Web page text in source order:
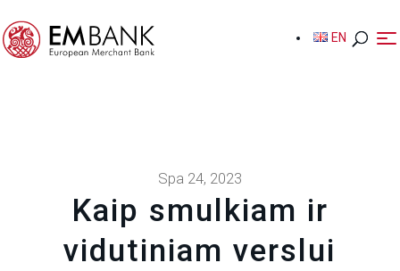
EN
EN
Spa 24, 2023
Kaip smulkiam ir
vidutiniam verslui